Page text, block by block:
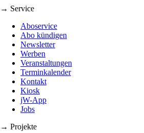
→ Service
Aboservice
Abo kündigen
Newsletter
Werben
Veranstaltungen
Terminkalender
Kontakt
Kiosk
jW-App
Jobs
→ Projekte